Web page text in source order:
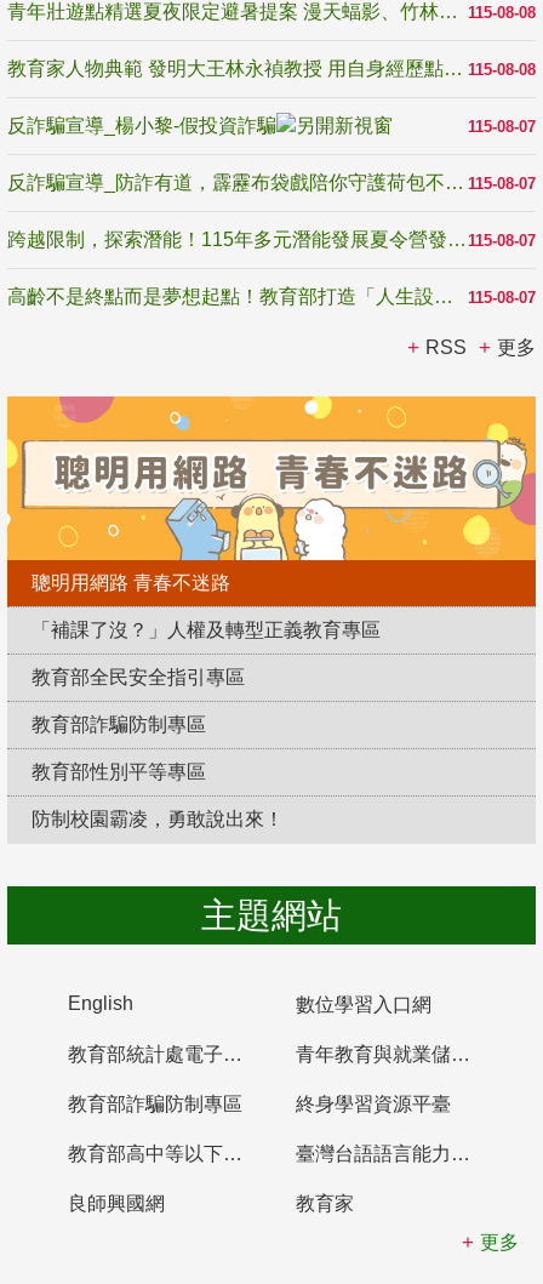
115-08-08
青年壯遊點精選夏夜限定避暑提案 漫天蝠影、竹林尋蛙、茶香夜觀 邀青年暮色出發
115-08-08
教育家人物典範 發明大王林永禎教授 用自身經歷點亮學生的路
115-08-07
反詐騙宣導_楊小黎-假投資詐騙
115-08-07
反詐騙宣導_防詐有道，霹靂布袋戲陪你守護荷包不受騙
115-08-07
跨越限制，探索潛能！115年多元潛能發展夏令營發掘生命無限可能
115-08-07
高齡不是終點而是夢想起點！教育部打造「人生設計夢工場」 參展第3屆高齡健康產業博覽會
RSS 更多
聰明用網路 青春不迷路
「補課了沒？」人權及轉型正義教育專區
教育部全民安全指引專區
教育部詐騙防制專區
教育部性別平等專區
防制校園霸凌，勇敢說出來！
主題網站
English 數位學習入口網
教育部統計處電子書櫃 青年教育與就業儲蓄帳戶
教育部詐騙防制專區 終身學習資源平臺
教育部高中等以下學校及幼兒園教師資格檢定考試 臺灣台語語言能力認證網站
良師興國網
教育家
更多